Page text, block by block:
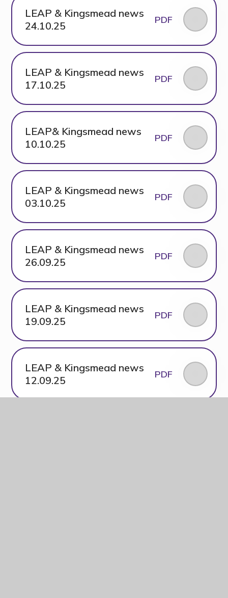
LEAP & Kingsmead news
24.10.25
PDF
LEAP & Kingsmead news
17.10.25
PDF
LEAP& Kingsmead news
10.10.25
PDF
LEAP & Kingsmead news
03.10.25
PDF
LEAP & Kingsmead news
26.09.25
PDF
LEAP & Kingsmead news
19.09.25
PDF
LEAP & Kingsmead news
12.09.25
PDF